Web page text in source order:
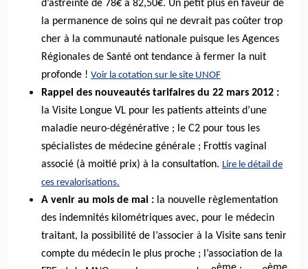
d’astreinte de 78€ à 82,50€. Un petit plus en faveur de
la permanence de soins qui ne devrait pas coûter trop
cher à la communauté nationale puisque les Agences
Régionales de Santé ont tendance à fermer la nuit
profonde ! Voir la cotation sur le site UNOF
Rappel des nouveautés tarifaires du 22 mars 2012 :
la Visite Longue VL pour les patients atteints d’une
maladie neuro-dégénérative ; le C2 pour tous les
spécialistes de médecine générale ; Frottis vaginal
associé (à moitié prix) à la consultation. Lire le détail de
ces revalorisations.
A venir au mois de mai : la nouvelle règlementation
des indemnités kilométriques avec, pour le médecin
traitant, la possibilité de l’associer à la Visite sans tenir
compte du médecin le plus proche ; l’association de la